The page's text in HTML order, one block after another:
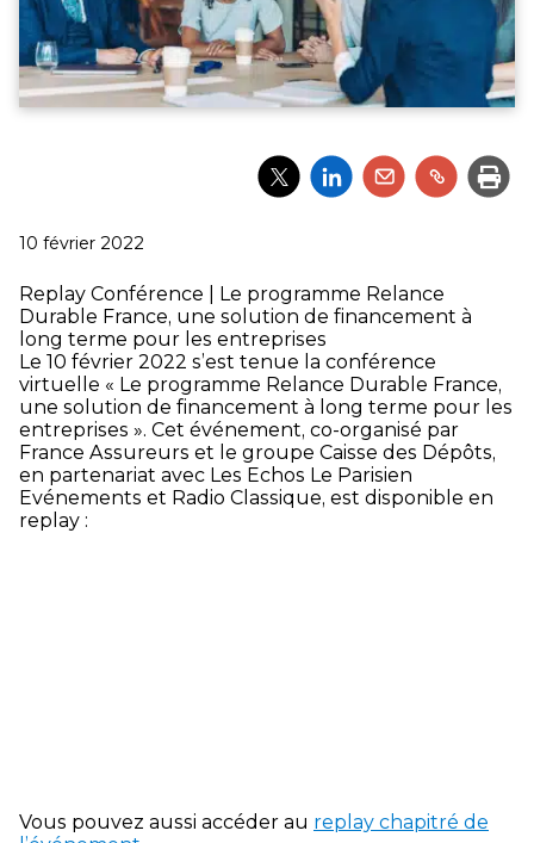
Partager
l'article
Partager
l'article
Partager
l'article
Partager
l'article
Publié
10 février 2022
Replay Conférence | Le programme Relance
Durable France, une solution de financement à
long terme pour les entreprises
Le 10 février 2022 s’est tenue la conférence
virtuelle « Le programme Relance Durable France,
une solution de financement à long terme pour les
entreprises ». Cet événement, co-organisé par
France Assureurs et le groupe Caisse des Dépôts,
en partenariat avec Les Echos Le Parisien
Evénements et Radio Classique, est disponible en
replay :
Vous pouvez aussi accéder au replay chapitré de